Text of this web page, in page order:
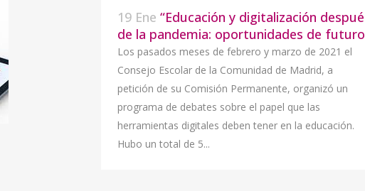
19 Ene “Educación y digitalización
de la pandemia: oportunidades de
Los pasados meses de febrero y marzo de 2021 el
Consejo Escolar de la Comunidad de Madrid, a
petición de su Comisión Permanente, organizó un
programa de debates sobre el papel que las
herramientas digitales deben tener en la educación.
Hubo un total de 5...